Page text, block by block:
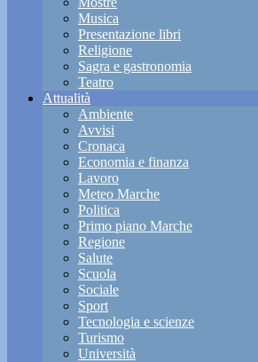
Musica
Presentazione libri
Religione
Sagra e gastronomia
Teatro
Attualità
Ambiente
Avvisi
Cronaca
Economia e finanza
Lavoro
Meteo Marche
Politica
Primo piano Marche
Regione
Salute
Scuola
Sociale
Sport
Tecnologia e scienze
Turismo
Università